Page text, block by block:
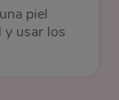
piel
y usar los